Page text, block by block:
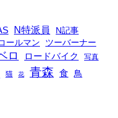
N特派員 N記事
ールマン
ツーバーナー
ロ ロードバイク 写真
猫 花 青森 食 鳥